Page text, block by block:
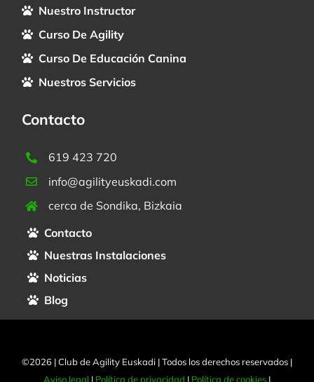
Nuestro Instructor
Curso De Agility
Curso De Educación Canina
Nuestros Servicios
Contacto
619 423 720
info@agilityeuskadi.com
cerca de Sondika, Bizkaia
Contacto
Nuestras Instalaciones
Noticias
Blog
©2026 | Club de Agility Euskadi | Todos los derechos reservados |
Aviso legal | Política de privacidad | Política de cookies |